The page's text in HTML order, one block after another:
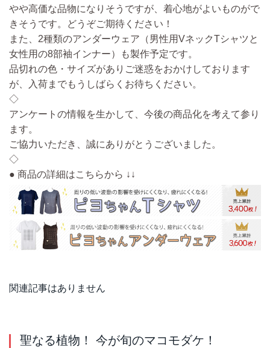
やや高価な品物になりそうですが、着心地がよいものがで
きそうです。どうぞご期待ください！
また、2種類のアンダーウェア（男性用VネックTシャツと
女性用の8部袖インナー）も製作予定です。
品切れの色・サイズがありご迷惑をおかけしております
が、入荷までもうしばらくお待ちください。
◇
アンケートの情報を生かして、今後の商品化を考えて参り
ます。
ご協力いただき、誠にありがとうございました。
◇
● 商品の詳細はこちらから ↓↓
関連記事はありません
聖なる植物！ 今が旬のマコモダケ！